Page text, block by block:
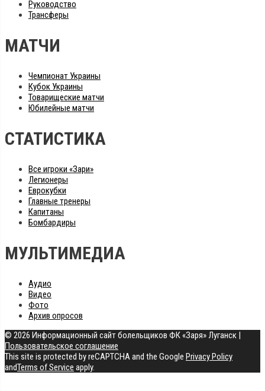
Руководство
Трансферы
МАТЧИ
Чемпионат Украины
Кубок Украины
Товарищеские матчи
Юбилейные матчи
СТАТИСТИКА
Все игроки «Зари»
Легионеры
Еврокубки
Главные тренеры
Капитаны
Бомбардиры
МУЛЬТИМЕДИА
Аудио
Видео
Фото
Архив опросов
© 2026 Информационный сайт болельщиков ФК «Заря» Луганск |
Пользовательское соглашение
This site is protected by reCAPTCHA and the Google Privacy Policy
andTerms of Service apply.